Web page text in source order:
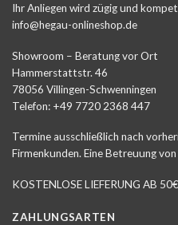
Ihr Anliegen wird zügig und
info@hegau-onlineshop.de
Showroom – Beratung vor Ort
Hammerstattstr. 46
78056 Villingen-Schwenningen
Telefon: +49 7720 2368 447
Termine ausschließlich nach
Firmenkunden. Eine Betreuung
KOSTENLOSE LIEFERUNG AB 50€
ZAHLUNGSARTEN